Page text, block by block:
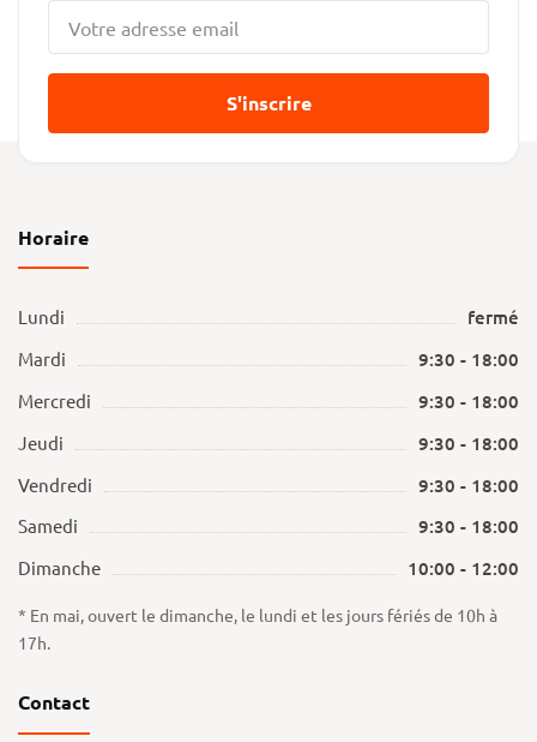
S'inscrire
Horaire
Lundi fermé
Mardi 9:30 - 18:00
Mercredi 9:30 - 18:00
Jeudi 9:30 - 18:00
Vendredi 9:30 - 18:00
Samedi 9:30 - 18:00
Dimanche 10:00 - 12:00
* En mai, ouvert le dimanche, le lundi et les jours fériés de 10h à
17h.
Contact